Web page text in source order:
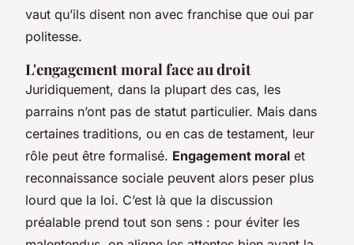
vaut qu’ils disent non avec franchise que oui par
politesse.
L'engagement moral face au droit
Juridiquement, dans la plupart des cas, les
parrains n’ont pas de statut particulier. Mais dans
certaines traditions, ou en cas de testament, leur
rôle peut être formalisé. Engagement moral et
reconnaissance sociale peuvent alors peser plus
lourd que la loi. C’est là que la discussion
préalable prend tout son sens : pour éviter les